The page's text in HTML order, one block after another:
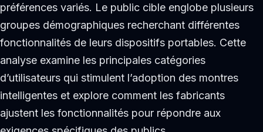
préférences variés. Le public cible englobe plusieurs
groupes démographiques recherchant différentes
fonctionnalités de leurs dispositifs portables. Cette
analyse examine les principales catégories
d’utilisateurs qui stimulent l’adoption des montres
intelligentes et explore comment les fabricants
ajustent les fonctionnalités pour répondre aux